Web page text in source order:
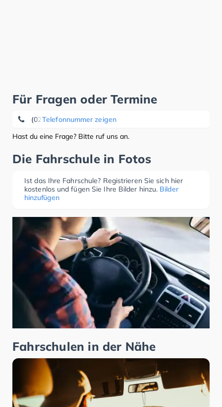
Für Fragen oder Termine
Telefonnummer zeigen
(02065) 7 57 95
Hast du eine Frage? Bitte ruf uns an.
Die Fahrschule in Fotos
Ist das Ihre Fahrschule? Registrieren Sie sich hier
kostenlos und fügen Sie Ihre Bilder hinzu. Bilder
hinzufügen
Fahrschulen in der Nähe